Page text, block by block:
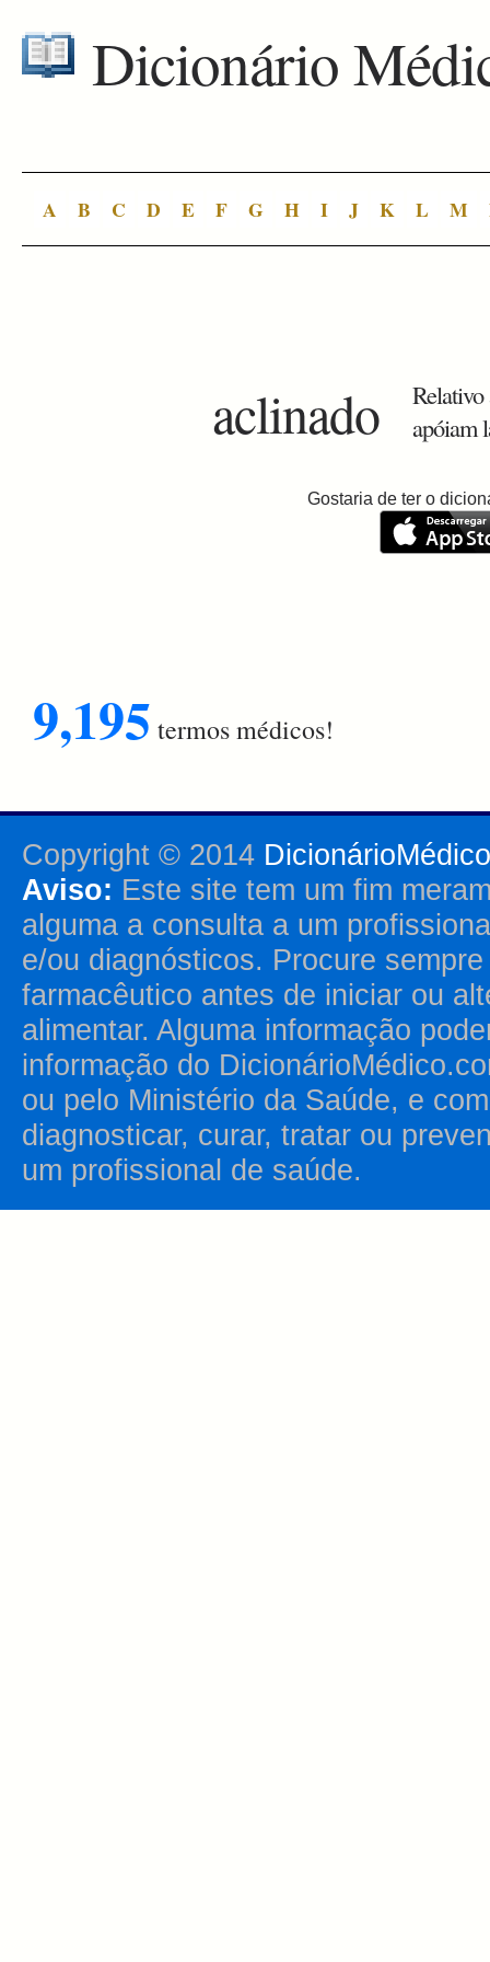
Dicionário
A B C D E F G H I J K L M
aclinado
Relativo
apóiam
Gostaria de ter o
9,195 termos médicos!
Copyright © 2014
Aviso: Este site tem um fim
alguma a consulta a um
e/ou diagnósticos. Procure
farmacêutico antes de iniciar ou
alimentar. Alguma informação
informação do
ou pelo Ministério da Saúde, e
diagnosticar, curar, tratar ou
um profissional de saúde.